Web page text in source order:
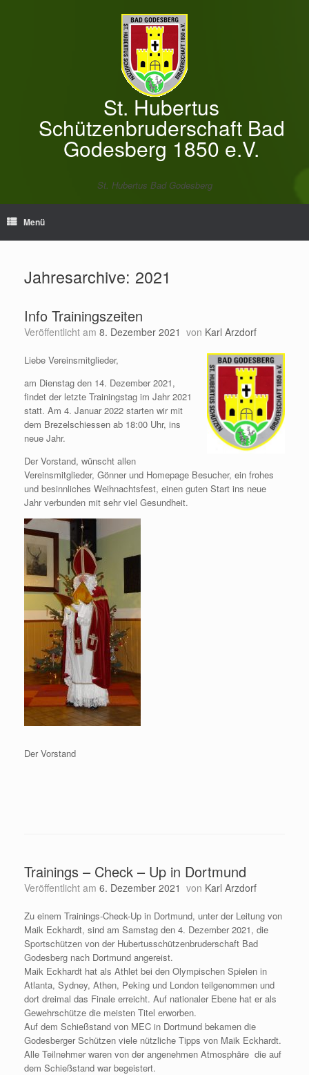
St. Hubertus
Schützenbruderschaft Bad
Godesberg 1850 e.V.
St. Hubertus Bad Godesberg
Menü
Jahresarchive: 2021
Info Trainingszeiten
Veröffentlicht am 8. Dezember 2021 von Karl Arzdorf
Liebe Vereinsmitglieder,
am Dienstag den 14. Dezember 2021,
findet der letzte Trainingstag im Jahr 2021
statt. Am 4. Januar 2022 starten wir mit
dem Brezelschiessen ab 18:00 Uhr, ins
neue Jahr.
Der Vorstand, wünscht allen
Vereinsmitglieder, Gönner und Homepage Besucher, ein frohes
und besinnliches Weihnachtsfest, einen guten Start ins neue
Jahr verbunden mit sehr viel Gesundheit.
Der Vorstand
Trainings – Check – Up in Dortmund
Veröffentlicht am 6. Dezember 2021 von Karl Arzdorf
Zu einem Trainings-Check-Up in Dortmund, unter der Leitung von
Maik Eckhardt, sind am Samstag den 4. Dezember 2021, die
Sportschützen von der Hubertusschützenbruderschaft Bad
Godesberg nach Dortmund angereist.
Maik Eckhardt hat als Athlet bei den Olympischen Spielen in
Atlanta, Sydney, Athen, Peking und London teilgenommen und
dort dreimal das Finale erreicht. Auf nationaler Ebene hat er als
Gewehrschütze die meisten Titel erworben.
Auf dem Schießstand von MEC in Dortmund bekamen die
Godesberger Schützen viele nützliche Tipps von Maik Eckhardt.
Alle Teilnehmer waren von der angenehmen Atmosphäre die auf
dem Schießstand war begeistert.